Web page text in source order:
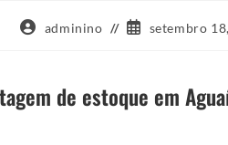
Autoradminino
Postsetembro
de estoque em